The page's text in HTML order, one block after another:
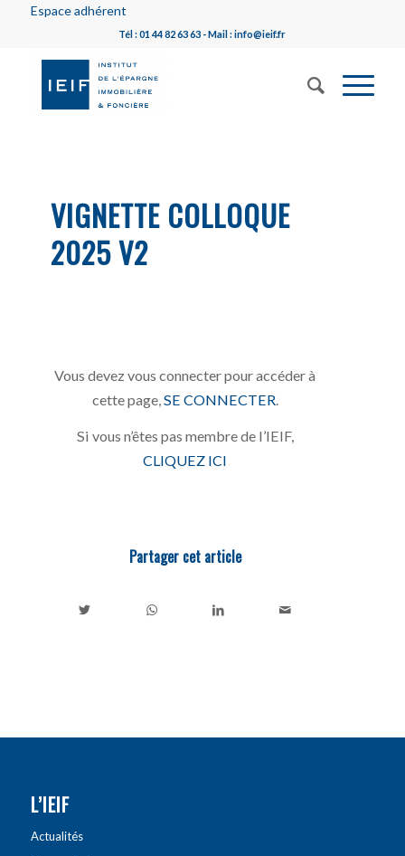
Espace adhérent
Tél : 01 44 82 63 63 - Mail : info@ieif.fr
VIGNETTE COLLOQUE
2025 V2
Vous devez vous connecter pour accéder à
cette page, SE CONNECTER
Si vous n’êtes pas membre de l’IEIF,
CLIQUEZ ICI
Partager cet article
L’IEIF
Actualités